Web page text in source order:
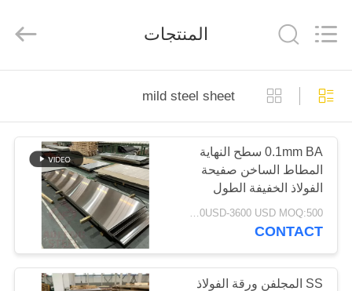
المنزل
المنتجات
فيديوهات
معلومات
عنا
HONGJINMILAI
STEEL
Rights
المنتجات
mild steel sheet
0.1mm BA سطح النهاية
المطاط الساخن صفيحة
الفولاذ الخفيفة الطول
1000mm-6000mm
1200USD-3600 USD MOQ:500 كلغ
CONTACT
SS المجلفن ورقة الفولاذ